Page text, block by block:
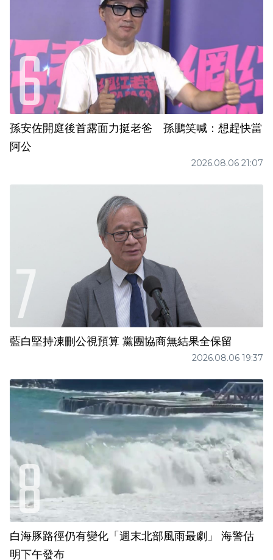
孫安佐開庭後首露面力挺老爸 孫鵬笑喊：想趕快當
阿公
2026.08.06 21:07
藍白堅持凍刪公視預算 黨團協商無結果全保留
2026.08.06 19:37
白海豚路徑仍有變化「週末北部風雨最劇」 海警估
明下午發布